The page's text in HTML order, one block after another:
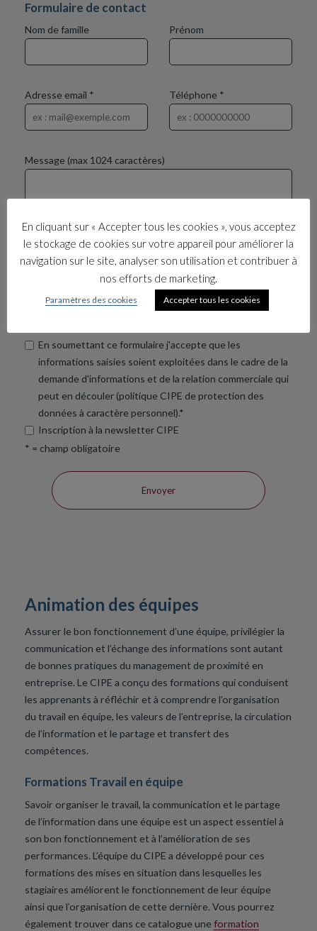
Formulaire de contact
Nom de famille Prénom
Adresse email * Téléphone *
Message (max 1024 caractères)
En soumettant ce formulaire j'accepte que les
informations saisies soient exploitées dans le cadre de la
demande d'informations et de la relation commerciale qui
peut en découler (politique CIPE de protection des
données à caractère personnel).*
Inscription à la newsletter CIPE
* = champ obligatoire
Animation des équipes
Assurer le bon fonctionnement d’une équipe, privilégier la
communication et l’échange des informations sont autant
de bonnes pratiques du management de proximité en
entreprise. Le CIPE a conçu des formations qui conduisent
les apprenants à réfléchir et à comprendre l’organisation
du travail en équipe, les valeurs de l’entreprise, la circulation
de l’information et le partage et transfert des
compétences.
Formations Travail en équipe
Savoir organiser le travail, la communication et le partage
de l’information dans une équipe est un aspect essentiel à
son bon fonctionnement et à l’amélioration de ses
performances. L’équipe du CIPE a développé pour ces
formations des mises en situation dans lesquelles les
stagiaires améliorent le fonctionnement de leur équipe
ainsi que l’organisation de cette dernière. Vous pourrez
également trouver dans ce catalogue une formation
En cliquant sur « Accepter tous les cookies », vous acceptez
le stockage de cookies sur votre appareil pour améliorer la
navigation sur le site, analyser son utilisation et contribuer à
nos efforts de marketing.
Paramètres des cookies Accepter tous les cookies